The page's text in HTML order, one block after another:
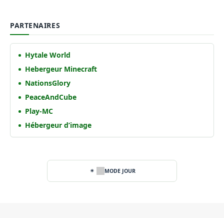
PARTENAIRES
Hytale World
Hebergeur Minecraft
NationsGlory
PeaceAndCube
Play-MC
Hébergeur d’image
MODE JOUR